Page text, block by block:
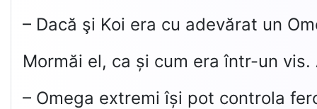
– Dacă şi Koi era cu adevărat un
Mormăi el, ca și cum era într-un
– Omega extremi își pot controla